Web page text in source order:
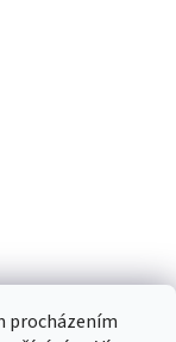
procházením